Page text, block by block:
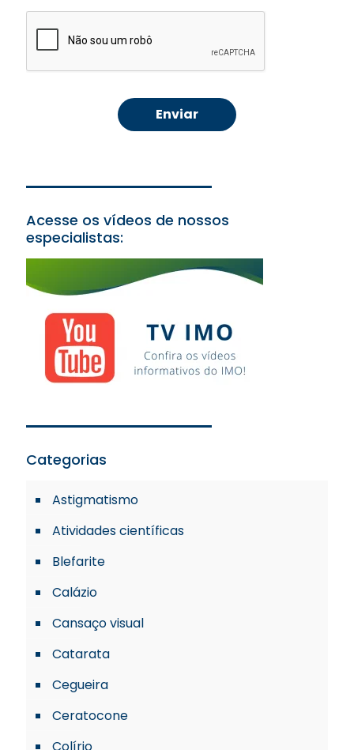
Acesse os vídeos de nossos
especialistas:
Categorias
Astigmatismo
Atividades científicas
Blefarite
Calázio
Cansaço visual
Catarata
Cegueira
Ceratocone